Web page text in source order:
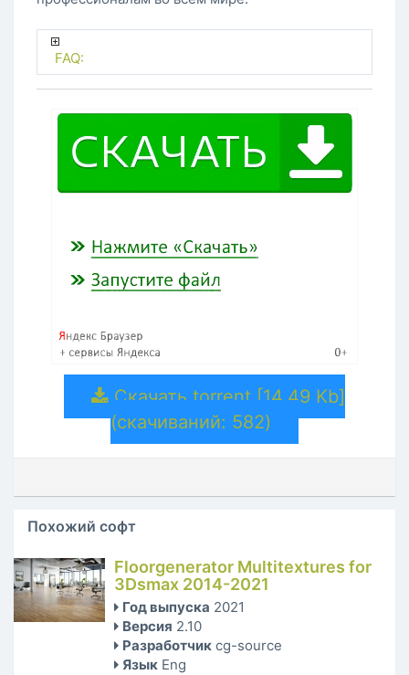
FAQ:
Скачать torrent [14.49 Kb]
(cкачиваний: 582)
Похожий софт
Floorgenerator Multitextures for
3Dsmax 2014-2021
Год выпуска 2021
Версия 2.10
Разработчик cg-source
Язык Eng